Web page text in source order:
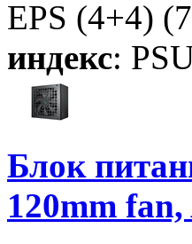
EPS (4+4)
индекс:
Блок
120mm